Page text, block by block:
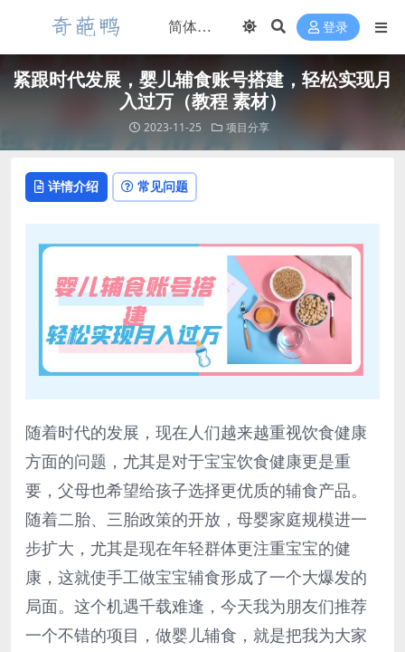
登录
紧跟时代发展，婴儿辅食账号搭建，轻松实现月
入过万（教程 素材）
2023-11-25 项目分享
详情介绍 常见问题
随着时代的发展，现在人们越来越重视饮食健康
方面的问题，尤其是对于宝宝饮食健康更是重
要，父母也希望给孩子选择更优质的辅食产品。
随着二胎、三胎政策的开放，母婴家庭规模进一
步扩大，尤其是现在年轻群体更注重宝宝的健
康，这就使手工做宝宝辅食形成了一个大爆发的
局面。这个机遇千载难逢，今天我为朋友们推荐
一个不错的项目，做婴儿辅食，就是把我为大家